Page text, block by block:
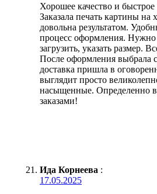
Хорошее качество и
Заказала печать картины на
довольна результатом.
процесс оформления.
загрузить, указать размер.
После оформления выбрала
доставка пришла в
выглядит просто
насыщенные. Определенно
заказами!
Ида Корнеева :
17.05.2025